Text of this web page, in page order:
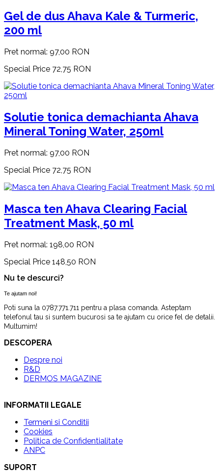
Gel de dus Ahava Kale & Turmeric,
200 ml
Pret normal: 97,00 RON
Special Price 72,75 RON
Solutie tonica demachianta Ahava
Mineral Toning Water, 250ml
Pret normal: 97,00 RON
Special Price 72,75 RON
Masca ten Ahava Clearing Facial
Treatment Mask, 50 ml
Pret normal: 198,00 RON
Special Price 148,50 RON
Nu te descurci?
Te ajutam noi!
Poti suna la 0787.771.711 pentru a plasa comanda. Asteptam
telefonul tau si suntem bucurosi sa te ajutam cu orice fel de detalii.
Multumim!
DESCOPERA
Despre noi
R&D
DERMOS MAGAZINE
INFORMATII LEGALE
Termeni si Conditii
Cookies
Politica de Confidentialitate
ANPC
SUPORT